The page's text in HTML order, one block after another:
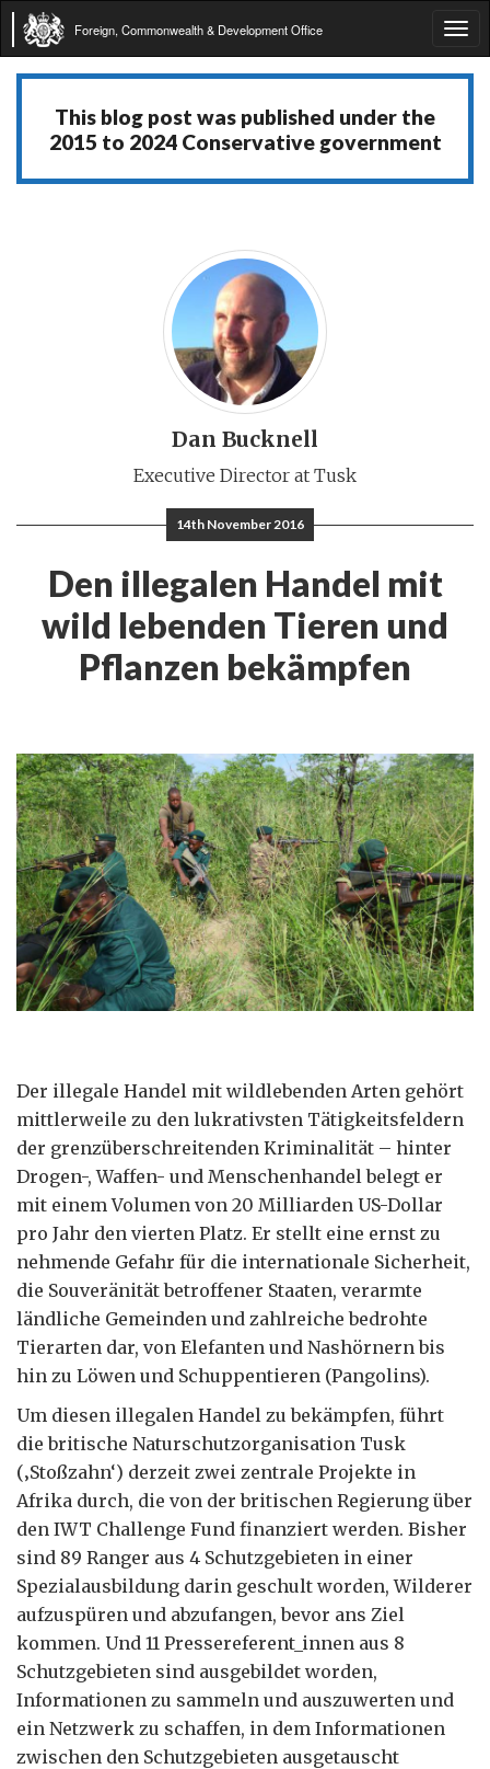
Foreign, Commonwealth & Development Office
This blog post was published under the
2015 to 2024 Conservative government
Dan Bucknell
Executive Director at Tusk
14th November 2016
Den illegalen Handel mit
wild lebenden Tieren und
Pflanzen bekämpfen
Der illegale Handel mit wildlebenden Arten gehört
mittlerweile zu den lukrativsten Tätigkeitsfeldern
der grenzüberschreitenden Kriminalität – hinter
Drogen-, Waffen- und Menschenhandel belegt er
mit einem Volumen von 20 Milliarden US-Dollar
pro Jahr den vierten Platz. Er stellt eine ernst zu
nehmende Gefahr für die internationale Sicherheit,
die Souveränität betroffener Staaten, verarmte
ländliche Gemeinden und zahlreiche bedrohte
Tierarten dar, von Elefanten und Nashörnern bis
hin zu Löwen und Schuppentieren (Pangolins).
Um diesen illegalen Handel zu bekämpfen, führt
die britische Naturschutzorganisation Tusk
(‚Stoßzahn‘) derzeit zwei zentrale Projekte in
Afrika durch, die von der britischen Regierung über
den IWT Challenge Fund finanziert werden. Bisher
sind 89 Ranger aus 4 Schutzgebieten in einer
Spezialausbildung darin geschult worden, Wilderer
aufzuspüren und abzufangen, bevor ans Ziel
kommen. Und 11 Pressereferent_innen aus 8
Schutzgebieten sind ausgebildet worden,
Informationen zu sammeln und auszuwerten und
ein Netzwerk zu schaffen, in dem Informationen
zwischen den Schutzgebieten ausgetauscht